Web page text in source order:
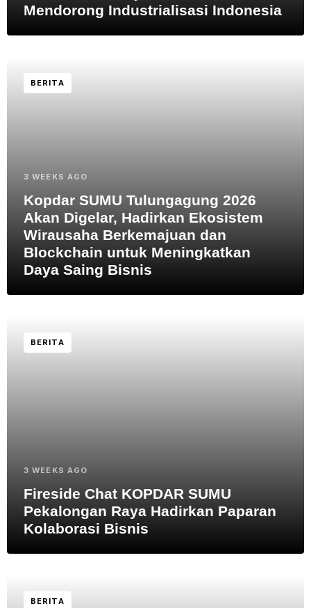
Mendorong Industrialisasi Indonesia
BERITA
3 WEEKS AGO
Kopdar SUMU Tulungagung 2026
Akan Digelar, Hadirkan Ekosistem
Wirausaha Berkemajuan dan
Blockchain untuk Meningkatkan
Daya Saing Bisnis
BERITA
3 WEEKS AGO
Fireside Chat KOPDAR SUMU
Pekalongan Raya Hadirkan Paparan
Kolaborasi Bisnis
BERITA